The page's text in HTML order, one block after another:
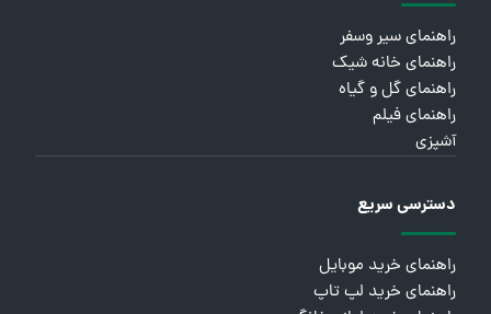
راهنمای سیر وسفر
راهنمای خانه شیک
راهنمای گل و گیاه
راهنمای فیلم
آشپزی
دسترسی سریع
راهنمای خرید موبایل
راهنمای خرید لپ تاپ